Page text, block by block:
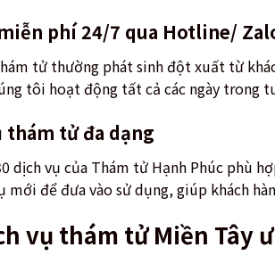
phí 24/7 qua Hotline/
tử thường phát sinh đột xuất từ
tôi hoạt động tất cả các ngày trong
thám tử đa dạng
dịch vụ của Thám tử Hạnh Phúc phù
mới để đưa vào sử dụng, giúp khách
vụ thám tử Miền